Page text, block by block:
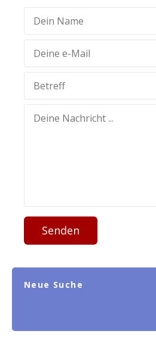
Senden
Neue Suche